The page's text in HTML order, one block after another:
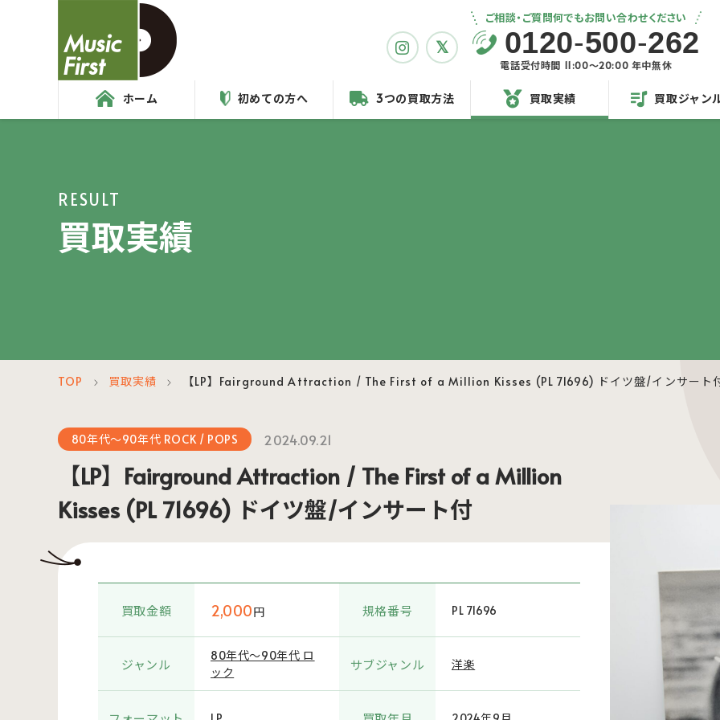
ホーム 初めての方へ 3つの買取方法 買取実績 買取ジャン
ご相談・ご質問何でもお問い合わせください
0120-500-262
電話受付時間 11:00〜20:00 年中無休
RESULT
買取実績
TOP ＞ 買取実績 ＞ 【LP】Fairground Attraction / The First of a Million Kisses (PL 71696) ドイツ盤/インサート
80年代～90年代 ROCK / POPS 2024.09.21
【LP】Fairground Attraction / The First of a Million
Kisses (PL 71696) ドイツ盤/インサート付
買取金額 2,000円 規格番号 PL 71696
ジャンル
80年代～90年代 ロ
ック
サブジャンル 洋楽